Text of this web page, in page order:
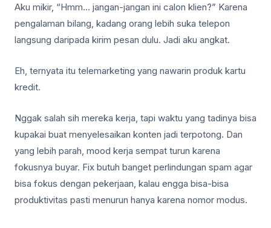
Aku mikir, “Hmm… jangan-jangan ini calon klien?” Karena
pengalaman bilang, kadang orang lebih suka telepon
langsung daripada kirim pesan dulu. Jadi aku angkat.
Eh, ternyata itu telemarketing yang nawarin produk kartu
kredit.
Nggak salah sih mereka kerja, tapi waktu yang tadinya bisa
kupakai buat menyelesaikan konten jadi terpotong. Dan
yang lebih parah, mood kerja sempat turun karena
fokusnya buyar. Fix butuh banget perlindungan spam agar
bisa fokus dengan pekerjaan, kalau engga bisa-bisa
produktivitas pasti menurun hanya karena nomor modus.